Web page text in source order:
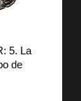
5. La
de